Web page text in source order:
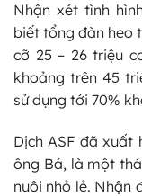
Nhận xét tình
biết tổng đàn heo
cỡ 25 – 26 triệu
khoảng trên 45
sử dụng tới 70%
Dịch ASF đã xuất
ông Bá, là một
nuôi nhỏ lẻ. Nhận